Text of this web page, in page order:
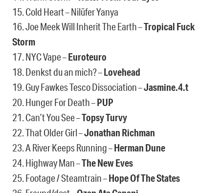
15. Cold Heart – Nilüfer Yanya
16. Joe Meek Will Inherit The Earth –Tropical Fuck
Storm
17. NYC Vape –Euroteuro
18. Denkst du an mich? –Lovehead
19. Guy Fawkes Tesco Dissociation –Jasmine.4.t
20. Hunger For Death –PUP
21. Can’t You See –Topsy Turvy
22. That Older Girl –Jonathan Richman
23. A River Keeps Running –Herman Dune
24. Highway Man –The New Eves
25. Footage / Steamtrain –Hope Of The States